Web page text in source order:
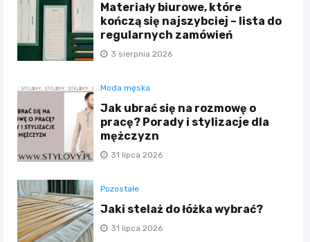
Materiały biurowe, które
kończą się najszybciej – lista do
regularnych zamówień
3 sierpnia 2026
Moda męska
Jak ubrać się na rozmowę o
pracę? Porady i stylizacje dla
mężczyzn
31 lipca 2026
Pozostałe
Jaki stelaż do łóżka wybrać?
31 lipca 2026